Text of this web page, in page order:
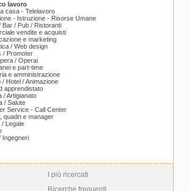
lavoro
casa - Telelavoro
- Istruzione - Risorse Umane
Bar / Pub / Ristoranti
vendite e acquisti
e marketing
/ Web design
/ Promoter
/ Operai
e part-time
e amministrazione
/ Hotel / Animazione
apprendistato
/ Artigianato
/ Salute
Service - Call Center
quadri e manager
/ Legale
Ingegneri
I più ricercati
Ricerche frequenti